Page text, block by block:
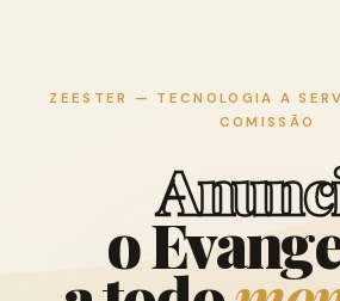
ZEESTER — TECNOLOGIA A
COMISSÃO
Anunc
oEvang